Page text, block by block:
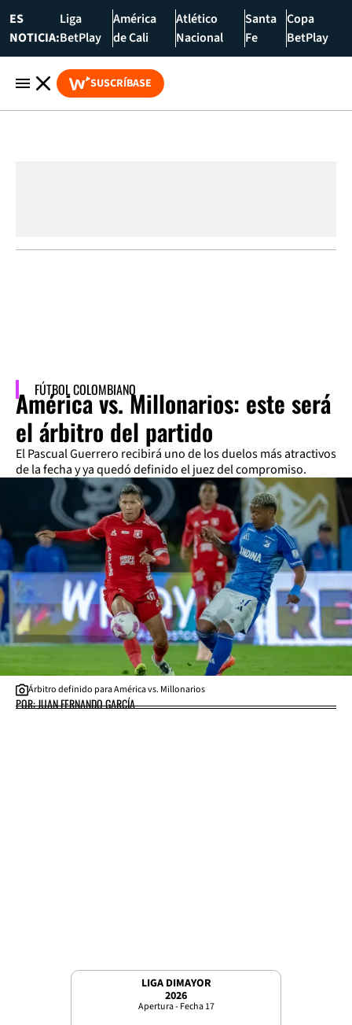
ES
NOTICIA:
Liga
BetPlay
América
de Cali
Atlético
Nacional
Santa
Fe
Copa
BetPlay
SUSCRÍBASE
FÚTBOL COLOMBIANO
América vs. Millonarios: este será
el árbitro del partido
El Pascual Guerrero recibirá uno de los duelos más atractivos
de la fecha y ya quedó definido el juez del compromiso.
Árbitro definido para América vs. Millonarios
POR: JUAN FERNANDO GARCÍA
LIGA DIMAYOR
2026
Apertura - Fecha 17